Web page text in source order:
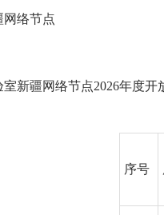
网络节点
室新疆网络节点2026年度开
序号